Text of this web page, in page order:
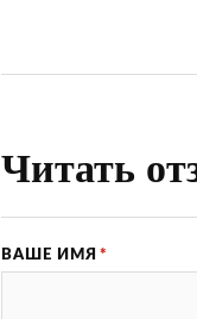
Читать
ВАШЕ ИМЯ *